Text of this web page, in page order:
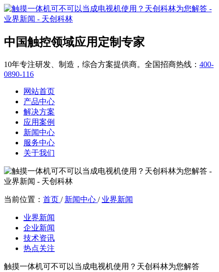
中国触控领域应用定制专家
10年专注研发、制造，综合方案提供商。全国招商热线： 400-
0890-116
网站首页
产品中心
解决方案
应用案例
新闻中心
服务中心
关于我们
当前位置： 首页 / 新闻中心 / 业界新闻
业界新闻
企业新闻
技术资讯
热点关注
触摸一体机可不可以当成电视机使用？天创科林为您解答